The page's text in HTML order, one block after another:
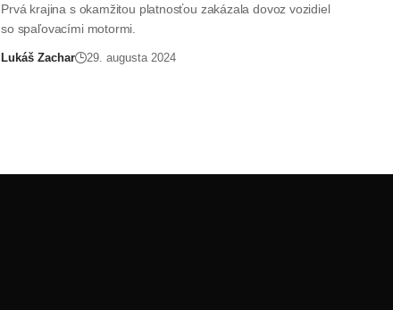
Prvá krajina s okamžitou platnosťou zakázala dovoz vozidiel
so spaľovacími motormi.
Lukáš Zachar 29. augusta 2024